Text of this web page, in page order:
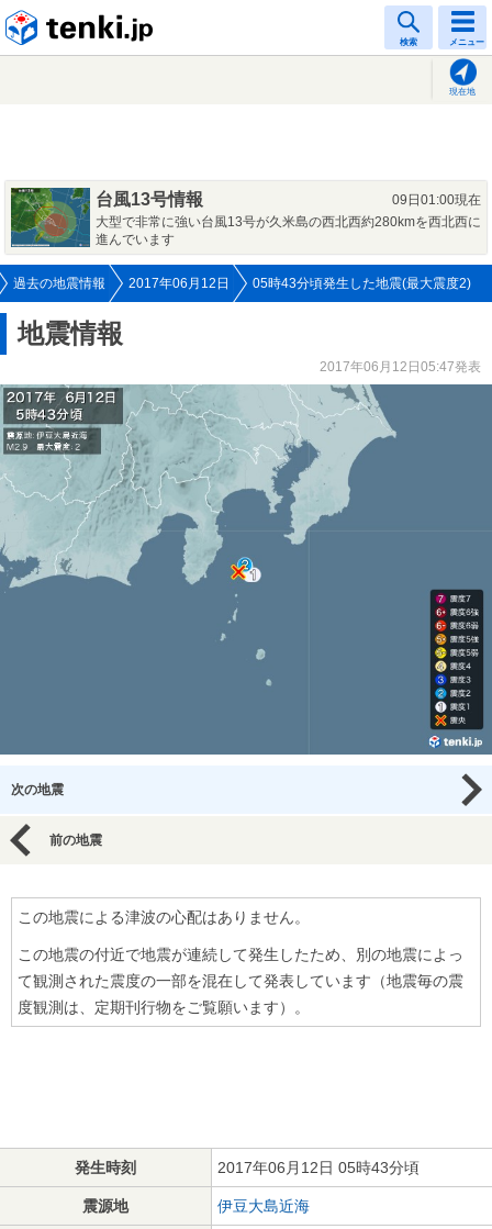
検索 メニュー
現在地
台風13号情報
09日01:00現在
大型で非常に強い台風13号が久米島の西北西約280kmを西北西に
進んでいます
過去の地震情報 2017年06月12日 05時43分頃発生した地震(最大震度2)
地震情報
2017年06月12日05:47発表
次の地震
前の地震
この地震による津波の心配はありません。
この地震の付近で地震が連続して発生したため、別の地震によっ
て観測された震度の一部を混在して発表しています（地震毎の震
度観測は、定期刊行物をご覧願います）。
発生時刻 2017年06月12日 05時43分頃
震源地 伊豆大島近海